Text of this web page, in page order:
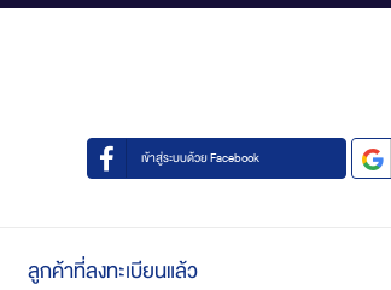
เข้าสู่ระบบด้วย Facebook
ลูกค้าที่ลงทะเบียนแล้ว